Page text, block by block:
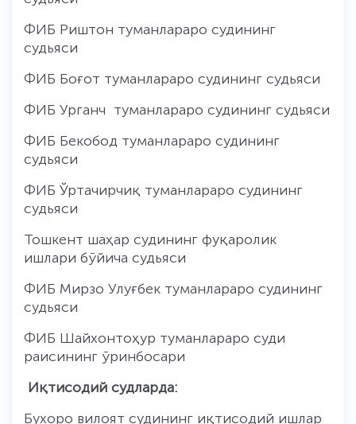
ФИБ Риштон туманлараро судининг
судьяси
ФИБ Боғот туманлараро судининг судьяси
ФИБ Урганч туманлараро судининг судьяси
ФИБ Бекобод туманлараро судининг
судьяси
ФИБ Ўртачирчиқ туманлараро судининг
судьяси
Тошкент шаҳар судининг фуқаролик
ишлари бўйича судьяси
ФИБ Мирзо Улуғбек туманлараро судининг
судьяси
ФИБ Шайхонтоҳур туманлараро суди
раисининг ўринбосари
Иқтисодий судларда:
Бухоро вилоят судининг иқтисодий ишлар